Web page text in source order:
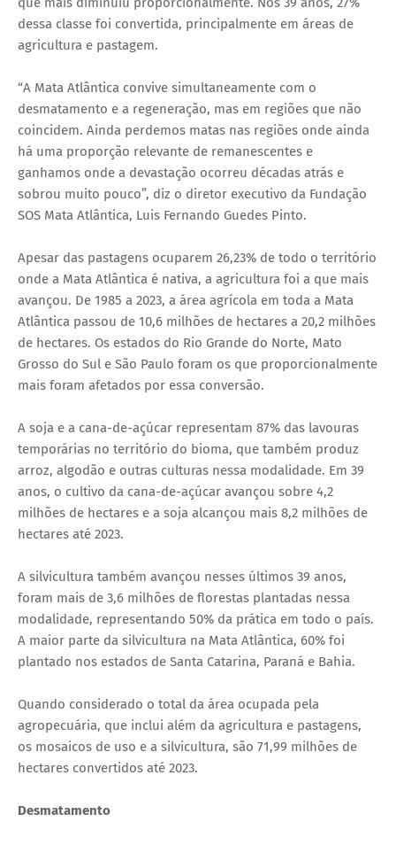
dessa classe foi convertida, principalmente em áreas de
agricultura e pastagem.
“A Mata Atlântica convive simultaneamente com o
desmatamento e a regeneração, mas em regiões que não
coincidem. Ainda perdemos matas nas regiões onde ainda
há uma proporção relevante de remanescentes e
ganhamos onde a devastação ocorreu décadas atrás e
sobrou muito pouco”, diz o diretor executivo da Fundação
SOS Mata Atlântica, Luis Fernando Guedes Pinto.
Apesar das pastagens ocuparem 26,23% de todo o território
onde a Mata Atlântica é nativa, a agricultura foi a que mais
avançou. De 1985 a 2023, a área agrícola em toda a Mata
Atlântica passou de 10,6 milhões de hectares a 20,2 milhões
de hectares. Os estados do Rio Grande do Norte, Mato
Grosso do Sul e São Paulo foram os que proporcionalmente
mais foram afetados por essa conversão.
A soja e a cana-de-açúcar representam 87% das lavouras
temporárias no território do bioma, que também produz
arroz, algodão e outras culturas nessa modalidade. Em 39
anos, o cultivo da cana-de-açúcar avançou sobre 4,2
milhões de hectares e a soja alcançou mais 8,2 milhões de
hectares até 2023.
A silvicultura também avançou nesses últimos 39 anos,
foram mais de 3,6 milhões de florestas plantadas nessa
modalidade, representando 50% da prática em todo o país.
A maior parte da silvicultura na Mata Atlântica, 60% foi
plantado nos estados de Santa Catarina, Paraná e Bahia.
Quando considerado o total da área ocupada pela
agropecuária, que inclui além da agricultura e pastagens,
os mosaicos de uso e a silvicultura, são 71,99 milhões de
hectares convertidos até 2023.
Desmatamento